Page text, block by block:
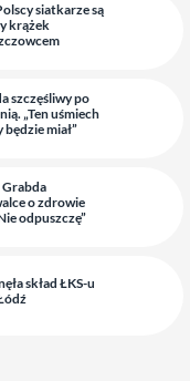
siatkarze są
krążek
szczęśliwy po
„Ten uśmiech
miał”
o zdrowie
odpuszczę”
skład ŁKS-u